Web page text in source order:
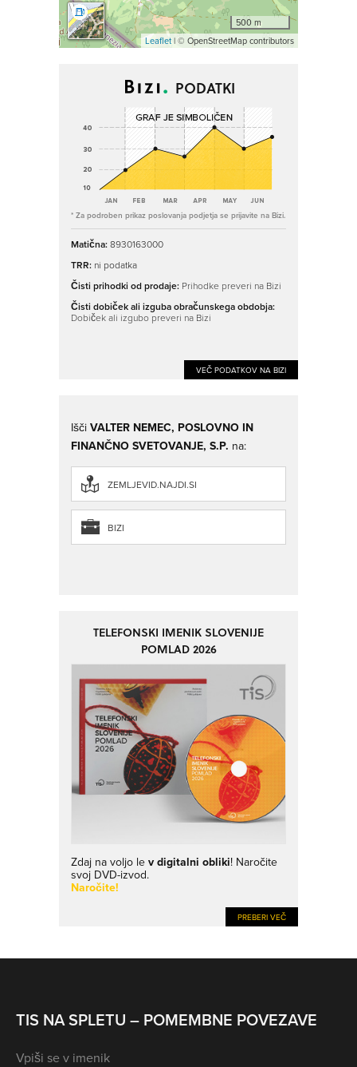
500 m
Leaflet| © OpenStreetMap contributors
PODATKI
* Za podroben prikaz poslovanja podjetja se prijavite na Bizi.
Matična:8930163000
TRR: ni podatka
Čisti prihodki od prodaje: Prihodke preveri na Bizi
Čisti dobiček ali izguba obračunskega obdobja:
Dobiček ali izgubo preveri na Bizi
VEČ PODATKOV NA BIZI
Išči VALTER NEMEC, POSLOVNO IN
FINANČNO SVETOVANJE, S.P. na:
ZEMLJEVID.NAJDI.SI
BIZI
TELEFONSKI IMENIK SLOVENIJE
POMLAD 2026
Zdaj na voljo le v digitalni obliki! Naročite
svoj DVD-izvod.
Naročite!
PREBERI VEČ
TIS NA SPLETU – POMEMBNE POVEZAVE
Vpiši se v imenik